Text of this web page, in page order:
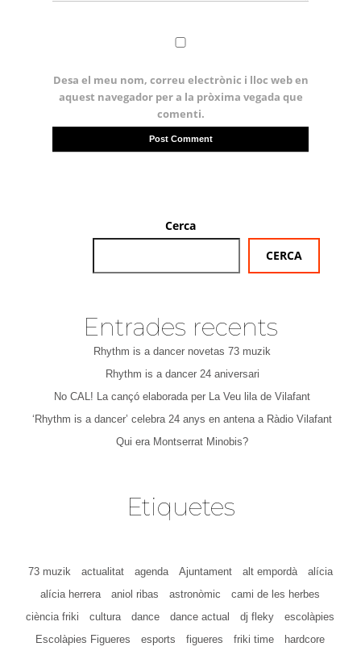
Desa el meu nom, correu electrònic i lloc web en
aquest navegador per a la pròxima vegada que
comenti.
Cerca
CERCA
Entrades recents
Rhythm is a dancer novetas 73 muzik
Rhythm is a dancer 24 aniversari
No CAL! La cançó elaborada per La Veu lila de Vilafant
‘Rhythm is a dancer’ celebra 24 anys en antena a Ràdio Vilafant
Qui era Montserrat Minobis?
Etiquetes
73 muzik actualitat agenda Ajuntament alt empordà
alícia
alícia herrera
aniol ribas astronòmic
cami de les herbes
ciència friki
cultura dance dance actual dj fleky
escolàpies
Escolàpies Figueres
esports figueres friki time
hardcore